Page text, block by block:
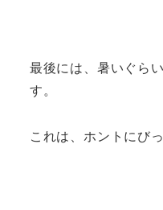
最後には、暑いぐら
す。
これは、ホントにび